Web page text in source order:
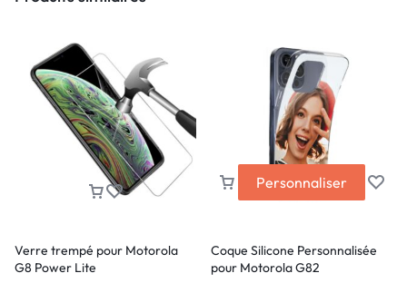
Verre trempé pour Motorola
G8 Power Lite
Personnaliser
Coque Silicone Personnalisée
pour Motorola G82